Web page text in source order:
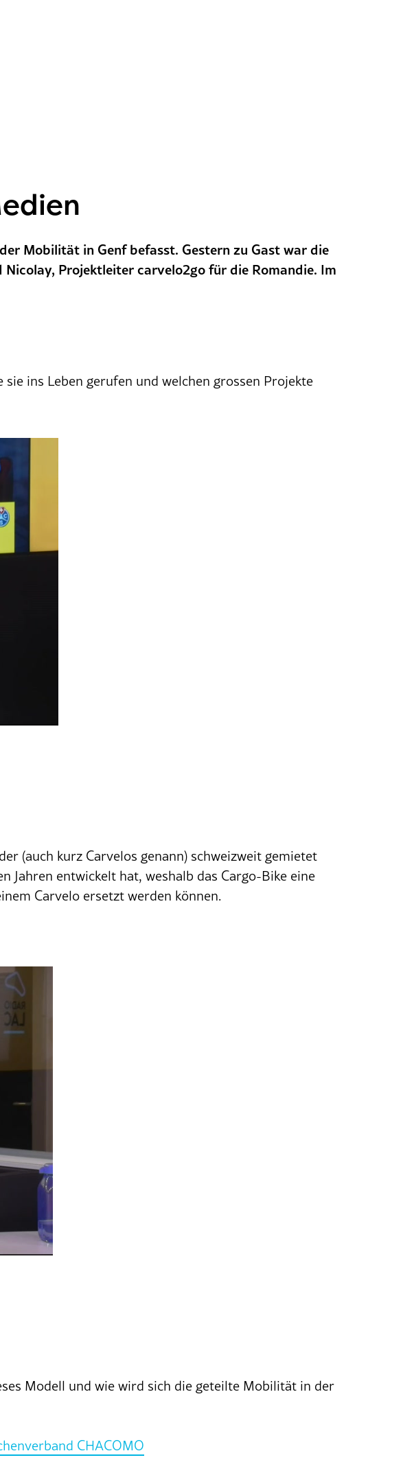
Mobilität in Genf befasst. Gestern zu Gast war die
Projektleiter carvelo2go für die Romandie. Im
ins Leben gerufen und welchen grossen Projekte
(auch kurz Carvelos genann) schweizweit gemietet
Jahren entwickelt hat, weshalb das Cargo-Bike eine
Carvelo ersetzt werden können.
Modell und wie wird sich die geteilte Mobilität in der
CHACOMO